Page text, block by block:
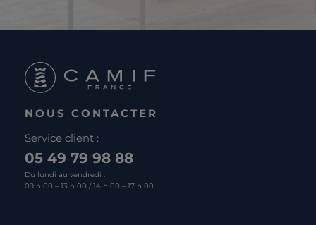
NOUS CONTACTER
Service client :
05 49 79 98 88
Du lundi au vendredi :
09 h 00 – 13 h 00 / 14 h 00 – 17 h 00